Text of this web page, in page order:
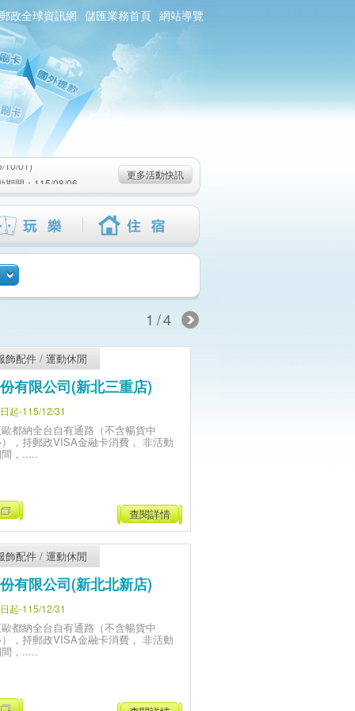
政全球資訊網 儲匯業務首頁 網站導覽
01)
期間：115/08/06-
06-115/09/02)
10/01)
間：115/08/06-
06-115/09/02)
更多活動快訊
1/4
飾配件 /運動休閒
有限公司(新北三重店)
起-115/12/31
都納全台自有通路（不含暢貨中
，持郵政VISA金融卡消費， 非活動
，.....
查閱詳情
飾配件 /運動休閒
有限公司(新北北新店)
起-115/12/31
都納全台自有通路（不含暢貨中
，持郵政VISA金融卡消費， 非活動
，.....